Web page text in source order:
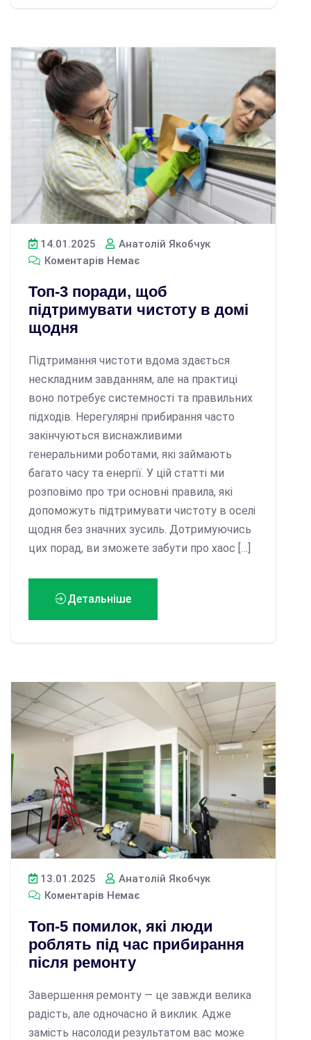
14.01.2025
Анатолій Якобчук
Коментарів Немає
Топ-3 поради, щоб
підтримувати чистоту в домі
щодня
Підтримання чистоти вдома здається
нескладним завданням, але на практиці
воно потребує системності та правильних
підходів. Нерегулярні прибирання часто
закінчуються виснажливими
генеральними роботами, які займають
багато часу та енергії. У цій статті ми
розповімо про три основні правила, які
допоможуть підтримувати чистоту в оселі
щодня без значних зусиль. Дотримуючись
цих порад, ви зможете забути про хаос […]
Детальніше
13.01.2025
Анатолій Якобчук
Коментарів Немає
Топ-5 помилок, які люди
роблять під час прибирання
після ремонту
Завершення ремонту — це завжди велика
радість, але одночасно й виклик. Адже
замість насолоди результатом вас може